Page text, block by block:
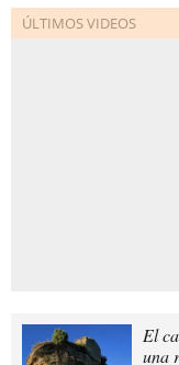
El
una